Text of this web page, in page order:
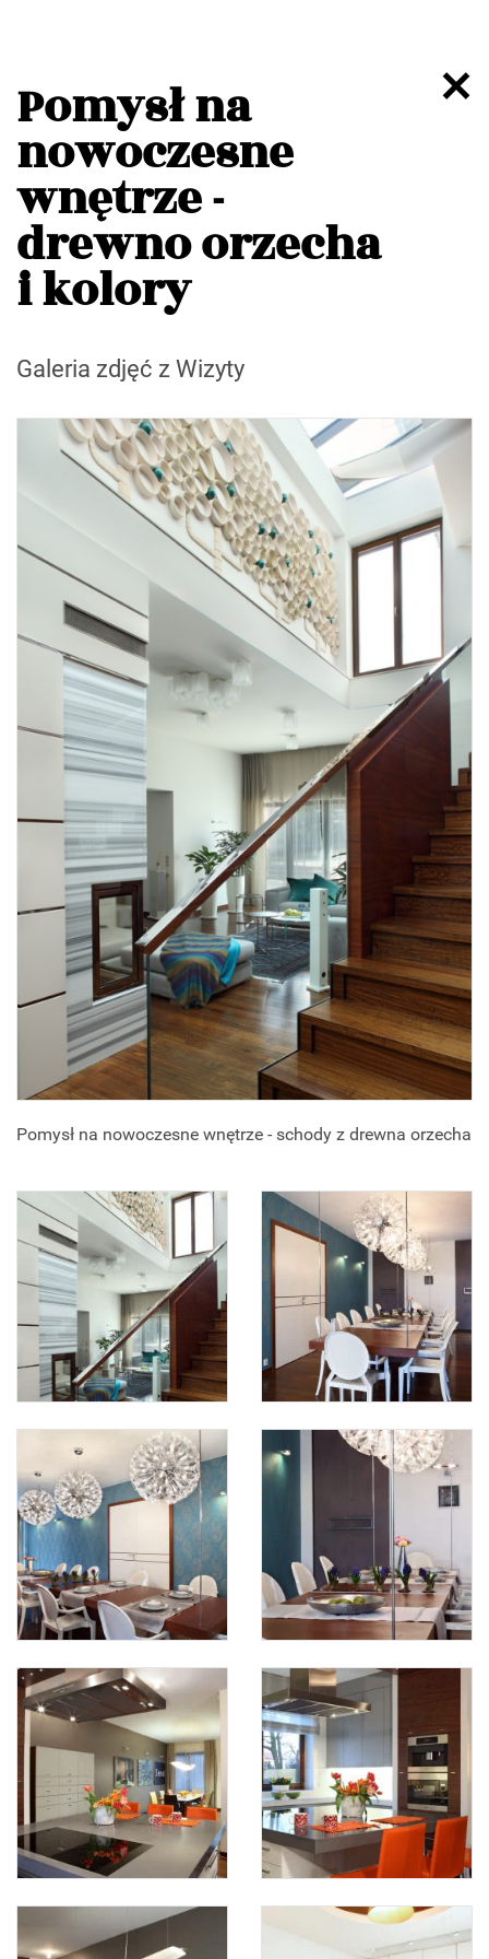
Pomysł na
nowoczesne
wnętrze -
drewno orzecha
i kolory
Galeria zdjęć z Wizyty
Pomysł na nowoczesne wnętrze - schody z drewna orzecha